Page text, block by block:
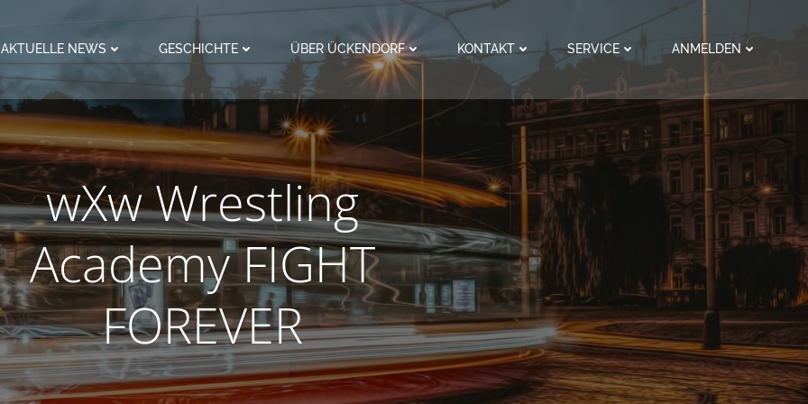
AKTUELLE NEWS GESCHICHTE ÜBER ÜCKENDORF KONTAKT SERVICE ANMELDEN
wXw Wrestling
Academy FIGHT
FOREVER